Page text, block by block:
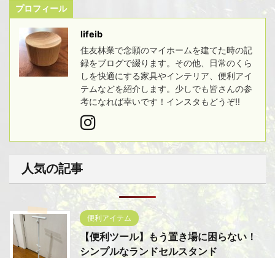
プロフィール
lifeib
住友林業で念願のマイホームを建てた時の記
録をブログで綴ります。その他、日常のくら
しを快適にする家具やインテリア、便利アイ
テムなどを紹介します。少しでも皆さんの参
考になれば幸いです！インスタもどうぞ!!
人気の記事
便利アイテム
【便利ツール】もう置き場に困らない！
シンプルなランドセルスタンド